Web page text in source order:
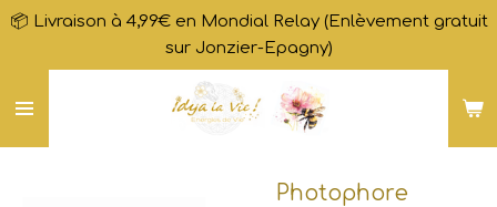
Passer
contenu
principal
📦 Livraison à 4,99€ en Mondial Relay (Enlèvement gratuit
sur Jonzier-Epagny)
Photophore